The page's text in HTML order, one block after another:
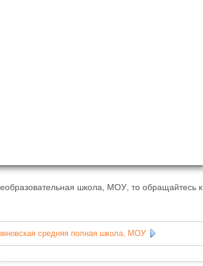
школа, МОУ, то обращайтесь к
средняя полная школа, МОУ